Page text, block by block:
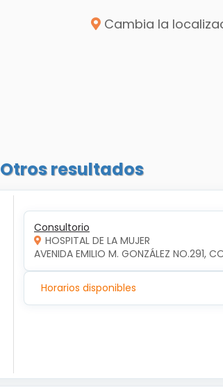
Cambia la
Otros resultados
Consultorio
HOSPITAL DE LA MUJER
AVENIDA EMILIO M. GONZÁLEZ NO.291,
Horarios disponibles